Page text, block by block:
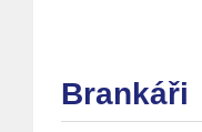
Brankáři